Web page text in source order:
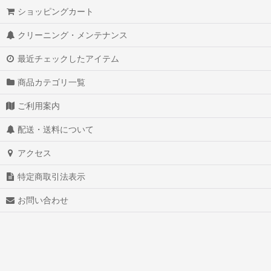
ショッピングカート
クリーニング・メンテナンス
最近チェックしたアイテム
商品カテゴリ一覧
ご利用案内
配送・送料について
アクセス
特定商取引法表示
お問い合わせ